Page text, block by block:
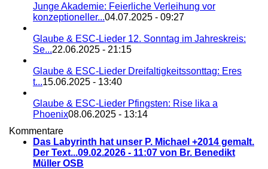
Junge Akademie: Feierliche Verleihung vor
konzeptioneller...04.07.2025 - 09:27
Glaube & ESC-Lieder 12. Sonntag im Jahreskreis:
Se...22.06.2025 - 21:15
Glaube & ESC-Lieder Dreifaltigkeitssonttag: Eres
t...15.06.2025 - 13:40
Glaube & ESC-Lieder Pfingsten: Rise lika a
Phoenix08.06.2025 - 13:14
Kommentare
Das Labyrinth hat unser P. Michael +2014 gemalt.
Der Text...09.02.2026 - 11:07 von Br. Benedikt
Müller OSB